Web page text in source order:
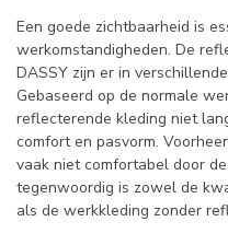
Een goede zichtbaarheid is
werkomstandigheden. De
DASSY zijn er in
Gebaseerd op de normale
reflecterende kleding niet
comfort en pasvorm.
vaak niet comfortabel door
tegenwoordig is zowel de
als de werkkleding zonder